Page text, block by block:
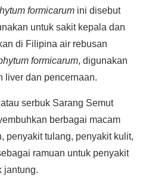
formicarum ini disebut
untuk sakit kepala dan
di Filipina air rebusan
formicarum, digunakan
liver dan pencernaan.
serbuk Sarang Semut
berbagai macam
penyakit tulang, penyakit kulit,
ramuan untuk penyakit
jantung.